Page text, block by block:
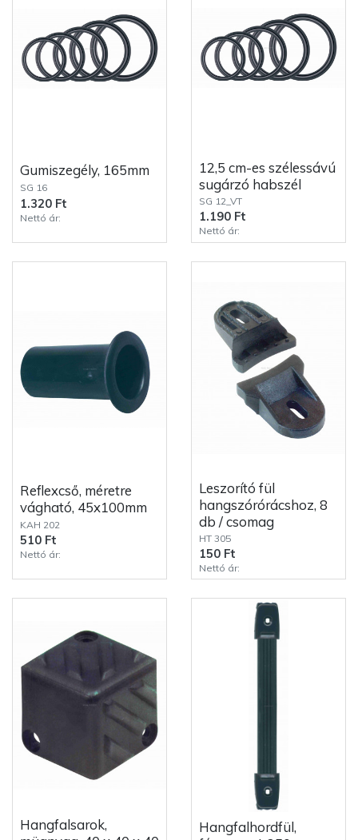
Gumiszegély, 165mm
SG 16
1.320 Ft
Nettó ár:
12,5 cm-es szélessávú
sugárzó habszél
SG 12_VT
1.190 Ft
Nettó ár:
Reflexcső, méretre
vágható, 45x100mm
KAH 202
510 Ft
Nettó ár:
Leszorító fül
hangszórórácshoz, 8
db / csomag
HT 305
150 Ft
Nettó ár:
Hangfalsarok,
Hangfalhordfül,